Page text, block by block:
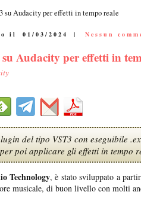
su Audacity per effetti in tempo reale
il 01/03/2024 | Nessun
Audacity per effetti in
del tipo VST3 con eseguibile
poi applicare gli effetti in tempo
Technology, è stato sviluppato a
musicale, di buon livello con molti